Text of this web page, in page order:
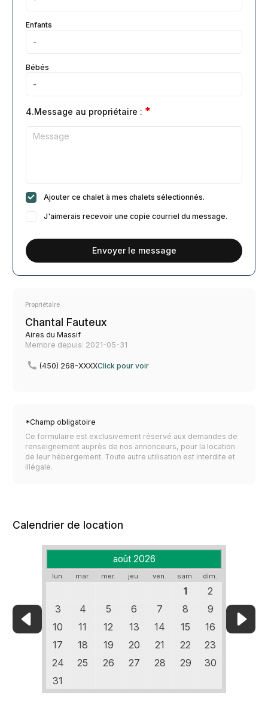
Propriétaire
Chantal Fauteux
Aires du Massif
Membre depuis: 2021-05-31
(450) 268-XXXXClick pour voir
*Champ obligatoire
Ce formulaire est exclusivement réservé aux demandes de
renseignement auprès de nos annonceurs, pour la location
de leur hébergement. Toute autre utilisation est interdite et
illégale.
Enfants
Bébés
4.Message au propriétaire : *
Ajouter ce chalet à mes chalets sélectionnés.
J'aimerais recevoir une copie courriel du message.
Envoyer le message
Calendrier de location
août 2026
lun. mar. mer. jeu. ven. sam. dim.
1
2
3
4 5 6 7 8
9
10
11 12 13 14 15
16
17
18 19 20 21 22
23
24
25 26 27 28 29
30
31